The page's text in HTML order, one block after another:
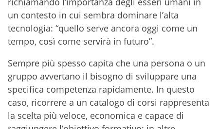
un contesto in cui sembra dominare l’alta
tecnologia: “quello serve ancora oggi come un
tempo, così come servirà in futuro”.
Sempre più spesso capita che una persona o un
gruppo avvertano il bisogno di sviluppare una
specifica competenza rapidamente. In questo
caso, ricorrere a un catalogo di corsi rappresenta
la scelta più veloce, economica e capace di